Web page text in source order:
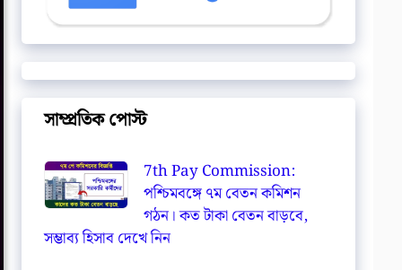
সাম্প্রতিক পোস্ট
7th Pay Commission:
পশ্চিমবঙ্গে ৭ম বেতন কমিশন
গঠন। কত টাকা বেতন বাড়বে,
সম্ভাব্য হিসাব দেখে নিন